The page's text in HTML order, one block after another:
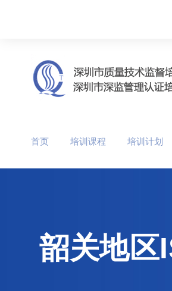
首页 培训课程 培训计划
韶关地区